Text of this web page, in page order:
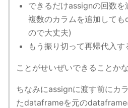
できるだけassignの回数
複数のカラムを追加して
ので大丈夫)
もう振り切って再帰代入す
ことがせいぜいできることか
ちなみにassignに渡す前にカ
たdataframeを元の